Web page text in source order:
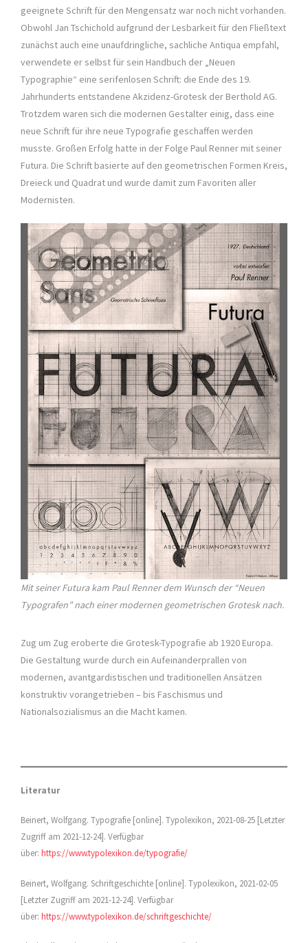
geeignete Schrift für den Mengensatz war noch nicht vorhanden.
Obwohl Jan Tschichold aufgrund der Lesbarkeit für den Fließtext
zunächst auch eine unaufdringliche, sachliche Antiqua empfahl,
verwendete er selbst für sein Handbuch der „Neuen
Typographie“ eine serifenlosen Schrift: die Ende des 19.
Jahrhunderts entstandene Akzidenz-Grotesk der Berthold AG.
Trotzdem waren sich die modernen Gestalter einig, dass eine
neue Schrift für ihre neue Typografie geschaffen werden
musste. Großen Erfolg hatte in der Folge Paul Renner mit seiner
Futura. Die Schrift basierte auf den geometrischen Formen Kreis,
Dreieck und Quadrat und wurde damit zum Favoriten aller
Modernisten.
Mit seiner Futura kam Paul Renner dem Wunsch der “Neuen
Typografen” nach einer modernen geometrischen Grotesk nach.
Zug um Zug eroberte die Grotesk-Typografie ab 1920 Europa.
Die Gestaltung wurde durch ein Aufeinanderprallen von
modernen, avantgardistischen und traditionellen Ansätzen
konstruktiv vorangetrieben – bis Faschismus und
Nationalsozialismus an die Macht kamen.
Literatur
Beinert, Wolfgang. Typografie [online]. Typolexikon, 2021-08-25 [Letzter
Zugriff am 2021-12-24]. Verfügbar
über: https://www.typolexikon.de/typografie/
Beinert, Wolfgang. Schriftgeschichte [online]. Typolexikon, 2021-02-05
[Letzter Zugriff am 2021-12-24]. Verfügbar
über: https://www.typolexikon.de/schriftgeschichte/